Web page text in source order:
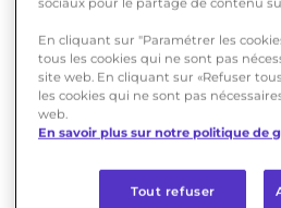
sociaux pour le partage de contenu
En cliquant sur "Paramétrer les
tous les cookies qui ne sont pas
site web. En cliquant sur «Refuser
les cookies qui ne sont pas
web.
En savoir plus sur notre politique de
Tout refuser